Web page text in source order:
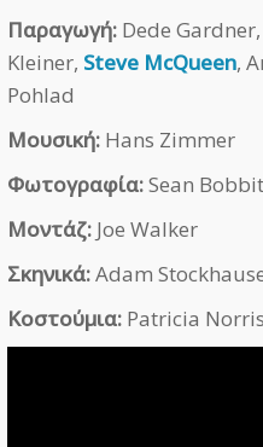
Παραγωγή: Dede
Kleiner, Steve McQueen,
Pohlad
Μουσική: Hans Zimmer
Φωτογραφία:Sean
Μοντάζ: Joe Walker
Σκηνικά:Adam
Κοστούμια: Patricia Norris